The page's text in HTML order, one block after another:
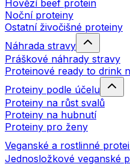
Hovězí beef protein
Noční proteiny
Ostatní živočišné proteiny
Náhrada stravy
Práškové náhrady stravy
Proteinové ready to drink
Proteiny podle účelu
Proteiny na růst svalů
Proteiny na hubnutí
Proteiny pro ženy
Veganské a rostlinné
Jednosložkové veganské